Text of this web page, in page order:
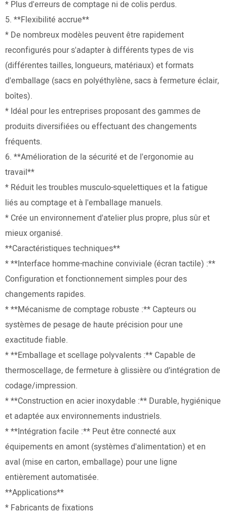
* Plus d'erreurs de comptage ni de colis perdus.
5. **Flexibilité accrue**
* De nombreux modèles peuvent être rapidement
reconfigurés pour s'adapter à différents types de vis
(différentes tailles, longueurs, matériaux) et formats
d'emballage (sacs en polyéthylène, sacs à fermeture éclair,
boîtes).
* Idéal pour les entreprises proposant des gammes de
produits diversifiées ou effectuant des changements
fréquents.
6. **Amélioration de la sécurité et de l'ergonomie au
travail**
* Réduit les troubles musculo-squelettiques et la fatigue
liés au comptage et à l'emballage manuels.
* Crée un environnement d'atelier plus propre, plus sûr et
mieux organisé.
**Caractéristiques techniques**
* **Interface homme-machine conviviale (écran tactile) :**
Configuration et fonctionnement simples pour des
changements rapides.
* **Mécanisme de comptage robuste :** Capteurs ou
systèmes de pesage de haute précision pour une
exactitude fiable.
* **Emballage et scellage polyvalents :** Capable de
thermoscellage, de fermeture à glissière ou d’intégration de
codage/impression.
* **Construction en acier inoxydable :** Durable, hygiénique
et adaptée aux environnements industriels.
* **Intégration facile :** Peut être connecté aux
équipements en amont (systèmes d'alimentation) et en
aval (mise en carton, emballage) pour une ligne
entièrement automatisée.
**Applications**
* Fabricants de fixations